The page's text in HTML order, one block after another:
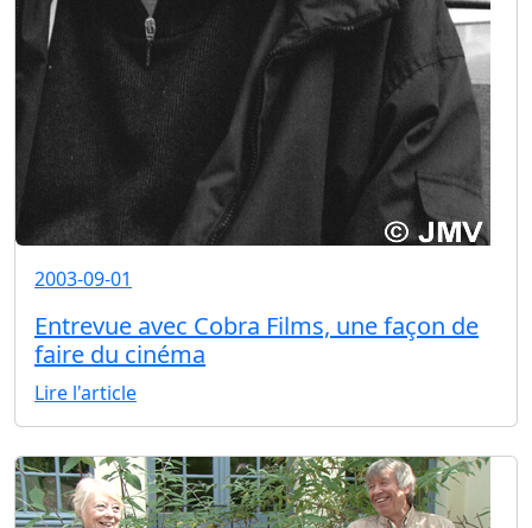
2003-09-01
Entrevue avec Cobra Films, une façon de
faire du cinéma
Lire l'article